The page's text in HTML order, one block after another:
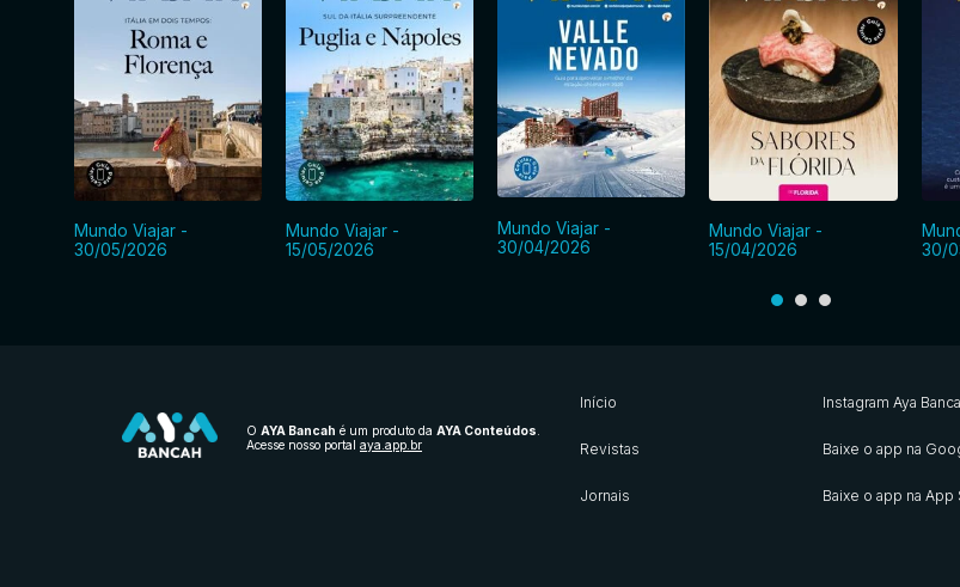
Mundo Viajar -
30/05/2026
Mundo Viajar -
15/05/2026
Mundo Viajar -
30/04/2026
Mundo Viajar -
15/04/2026
30/
O AYA Bancah é um produto da AYA Conteúdos
Acesse nosso portal aya.app.br
Início
Revistas
Jornais
Instagram Aya
Baixe o app na
Baixe o app na App